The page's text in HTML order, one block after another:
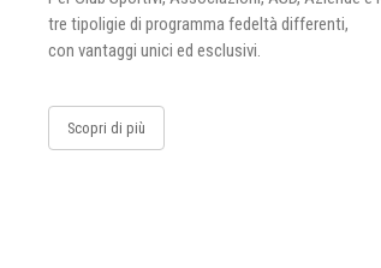
tre tipoligie di programma fedeltà differenti,
con vantaggi unici ed esclusivi.
Scopri di più